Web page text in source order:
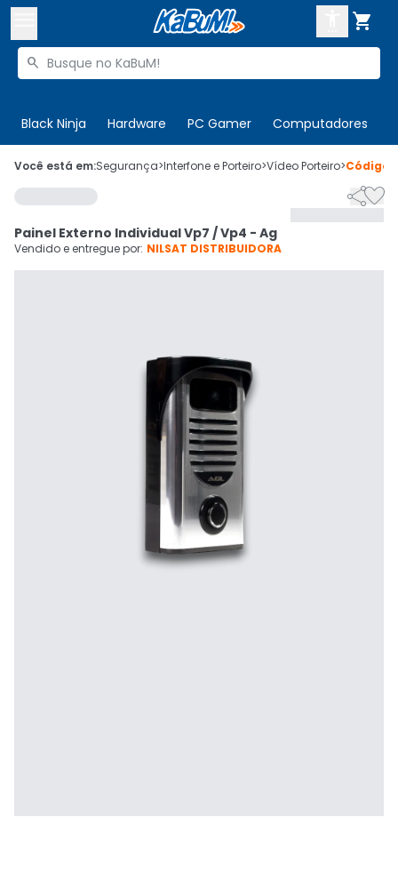

Buscar produtos

Black Ninja Hardware PC Gamer Computadores
 Olá. Acesse sua conta
 Departamentos
Cupons
CADASTRE-SE
Você está em:Segurança>Interfone e Porteiro>Vídeo Porteiro>Código

Painel Externo Individual Vp7 / Vp4 - Ag
Vendido e entregue por: NILSAT DISTRIBUIDORA